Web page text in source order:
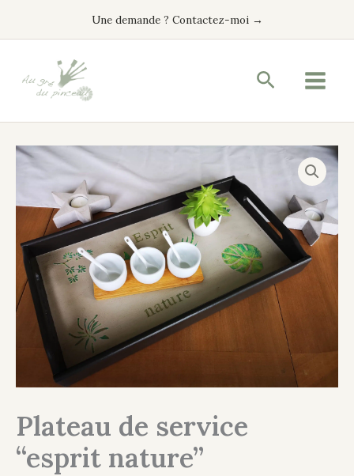
Une demande ? Contactez-moi →
Plateau de service
“esprit nature”